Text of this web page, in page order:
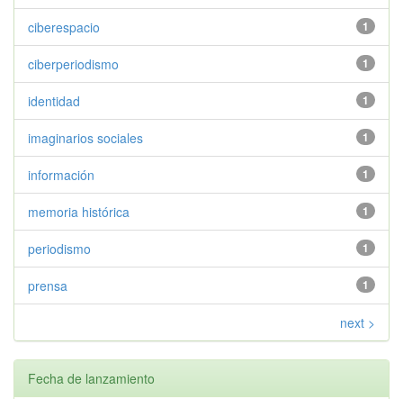
1
ciberespacio
1
ciberperiodismo
1
identidad
1
imaginarios sociales
1
información
1
memoria histórica
1
periodismo
1
prensa
next >
Fecha de lanzamiento